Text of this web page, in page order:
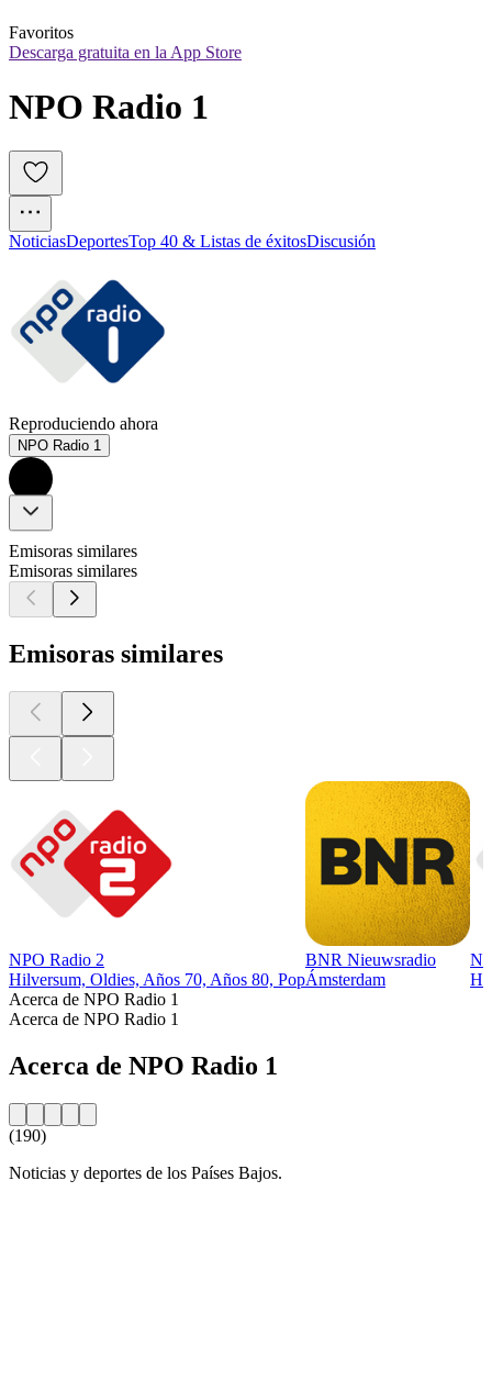
Favoritos
Descarga gratuita en la App Store
NPO Radio 1
NoticiasDeportesTop 40 & Listas de éxitosDiscusión
Reproduciendo ahora
NPO Radio 1
Emisoras similares
Emisoras similares
Emisoras similares
NPO Radio 2
Hilversum, Oldies, Años 70, Años 80, Pop
BNR Nieuwsradio
Ámsterdam
Acerca de NPO Radio 1
Acerca de NPO Radio 1
Acerca de NPO Radio 1
(190)
Noticias y deportes de los Países Bajos.